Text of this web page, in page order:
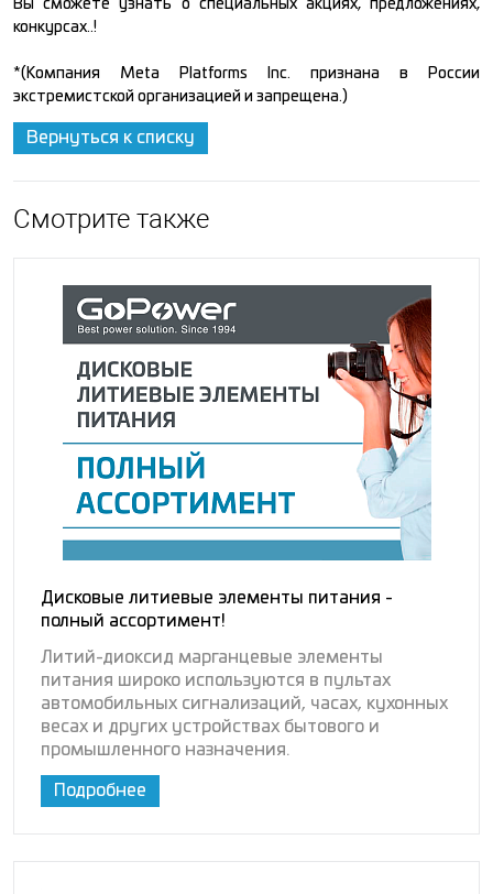
Вы сможете узнать о специальных акциях, предложениях,
конкурсах..!
*(Компания Meta Platforms Inc. признана в России
экстремистской организацией и запрещена.)
Вернуться к списку
Смотрите также
Дисковые литиевые элементы питания -
полный ассортимент!
Литий-диоксид марганцевые элементы
питания широко используются в пультах
автомобильных сигнализаций, часах, кухонных
весах и других устройствах бытового и
промышленного назначения.
Подробнее